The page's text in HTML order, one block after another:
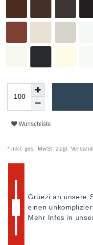
Wunschliste
* inkl. ges. MwSt. zzgl.
Grüezi an unsere
einen
Mehr Infos in